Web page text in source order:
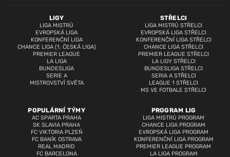
LIGY
LIGA MISTRŮ
EVROPSKÁ LIGA
KONFERENČNÍ LIGA
CHANCE LIGA (1. ČESKÁ LIGA)
PREMIER LEAGUE
LA LIGA
BUNDESLIGA
SERIE A
MISTROVSTVÍ SVĚTA
STŘELCI
LIGA MISTRŮ STŘELCI
EVROPSKÁ LIGA STŘELCI
KONFERENČNÍ LIGA STŘELCI
CHANCE LIGA STŘELCI
PREMIER LEAGUE STŘELCI
LA LIGY STŘELCI
BUNDESLIGA STŘELCI
SERIA A STŘELCI
LEAGUE 1 STŘELCI
MS VE FOTBALE STŘELCI
POPULÁRNÍ TÝMY
AC SPARTA PRAHA
SK SLAVIA PRAHA
FC VIKTORIA PLZEŇ
FC BANÍK OSTRAVA
REAL MADRID
FC BARCELONA
PROGRAM LIG
LIGA MISTRŮ PROGRAM
CHANCE LIGA PROGRAM
EVROPSKÁ LIGA PROGRAM
KONFERENČNÍ LIGA PROGRAM
PREMIER LEAGUE PROGRAM
LA LIGA PROGRAM